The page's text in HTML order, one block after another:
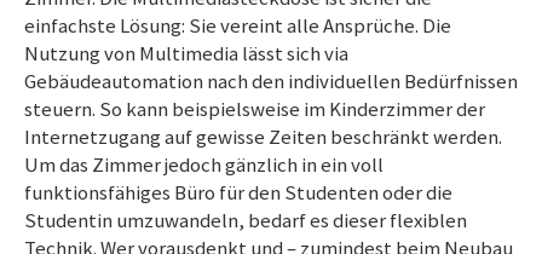
einfachste Lösung: Sie vereint alle Ansprüche. Die
Nutzung von Multimedia lässt sich via
Gebäudeautomation nach den individuellen Bedürfnissen
steuern. So kann beispielsweise im Kinderzimmer der
Internetzugang auf gewisse Zeiten beschränkt werden.
Um das Zimmer jedoch gänzlich in ein voll
funktionsfähiges Büro für den Studenten oder die
Studentin umzuwandeln, bedarf es dieser flexiblen
Technik. Wer vorausdenkt und – zumindest beim Neubau